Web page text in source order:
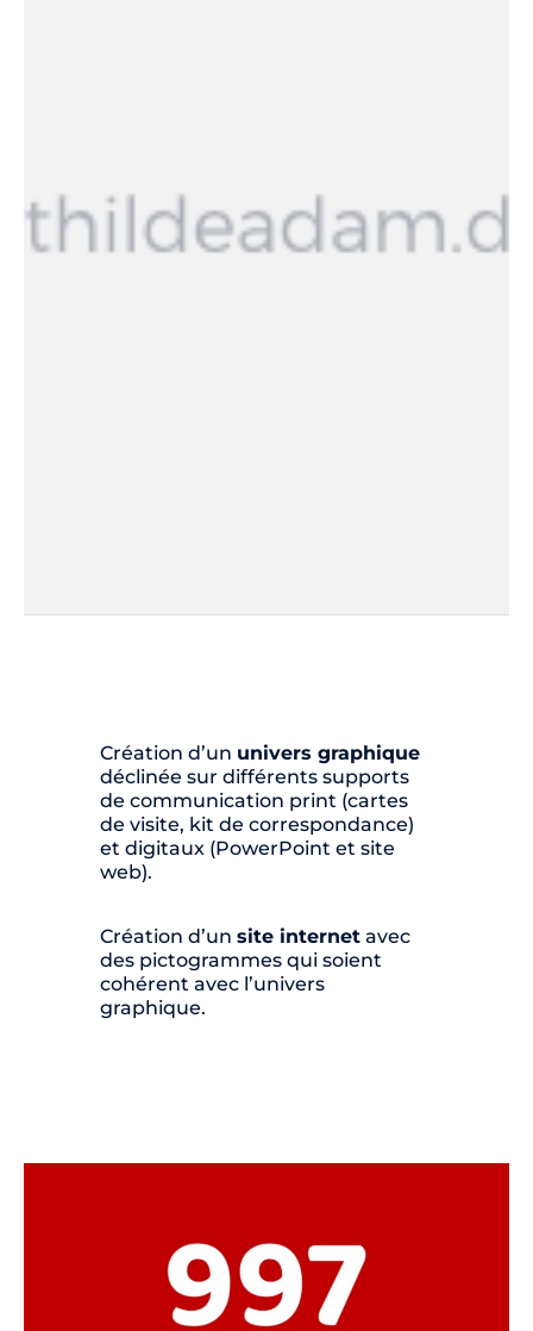
Création d’un univers graphique
déclinée sur différents supports
de communication print (cartes
de visite, kit de correspondance)
et digitaux (PowerPoint et site
web).
Création d’unsite internet avec
des pictogrammes qui soient
cohérent avec l’univers
graphique.